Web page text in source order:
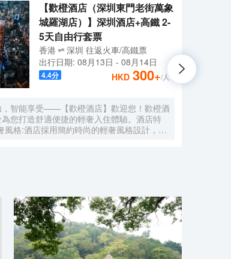
【歡橙酒店（深圳東門老街萬象
城羅湖店）】深圳酒店+高鐵 2-
5天自由行套票
香港 深圳 往返火車/高鐵票
出行日期: 08月13日 - 08月14日
4.4分 HKD 300+/人
，智能享受——【歡橙酒店】歡迎您！歡橙酒
為您打造舒適便捷的輕奢入住體驗。酒店特
風格:酒店採用簡約時尚的輕奢風格設計，注
受震撼視聽盛宴。-貼心服務:酒店設有洗衣
供烘乾服務，解決您的洗衣煩惱，讓旅途更加
。歡橙酒店是您商務出行、休閒度假的理想之
您的光臨！温馨提示，圖片僅供參考，無法涵
型，詳細的實物照片請諮詢酒店。